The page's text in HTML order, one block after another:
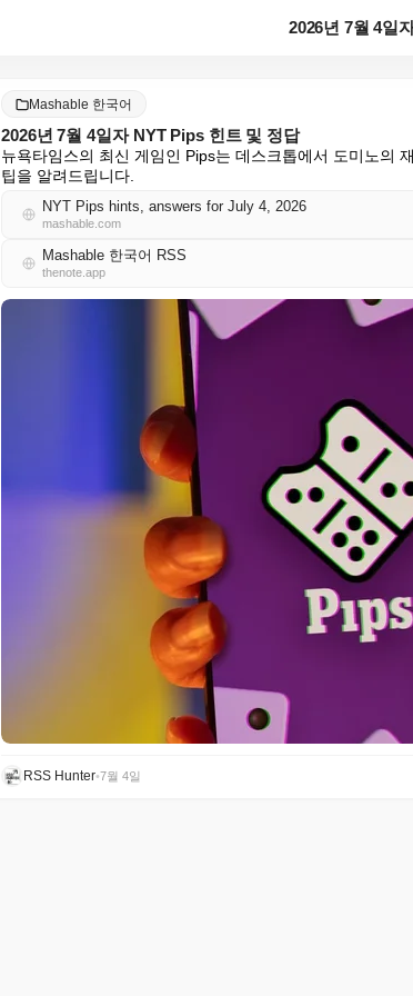
Mashable 한국어
2026년 7월 4일자 NYT Pips 힌트 및 정답
뉴욕타임스의 최신 게임인 Pips는 데스크톱에서 도미노의
팁을 알려드립니다.
NYT Pips hints, answers for July 4, 2026
mashable.com
Mashable 한국어 RSS
thenote.app
RSS Hunter•7월 4일